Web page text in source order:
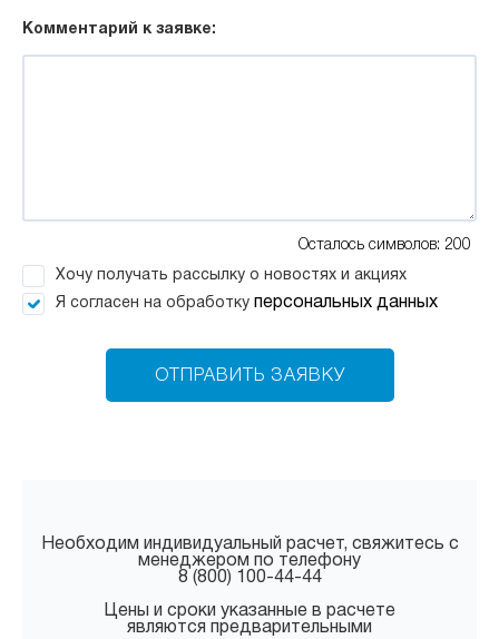
Комментарий к заявке:
Осталось символов: 200
Хочу получать рассылку о новостях и акциях
Я согласен на обработку персональных данных
Необходим индивидуальный расчет, свяжитесь с
менеджером по телефону
8 (800) 100-44-44
Цены и сроки указанные в расчете
являются предварительными